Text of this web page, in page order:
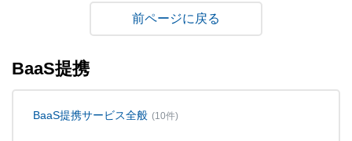
戻る
BaaS提携
BaaS提携サービス全般 (10件)